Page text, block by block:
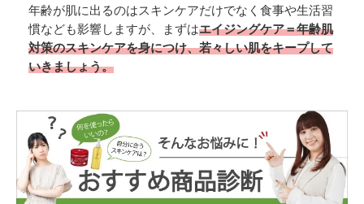
年齢が肌に出るのはスキンケアだけでなく食事や生活習
慣なども影響しますが、まずはエイジングケア＝年齢肌
対策のスキンケアを身につけ、若々しい肌をキープして
いきましょう。